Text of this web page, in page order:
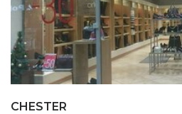
CHESTER